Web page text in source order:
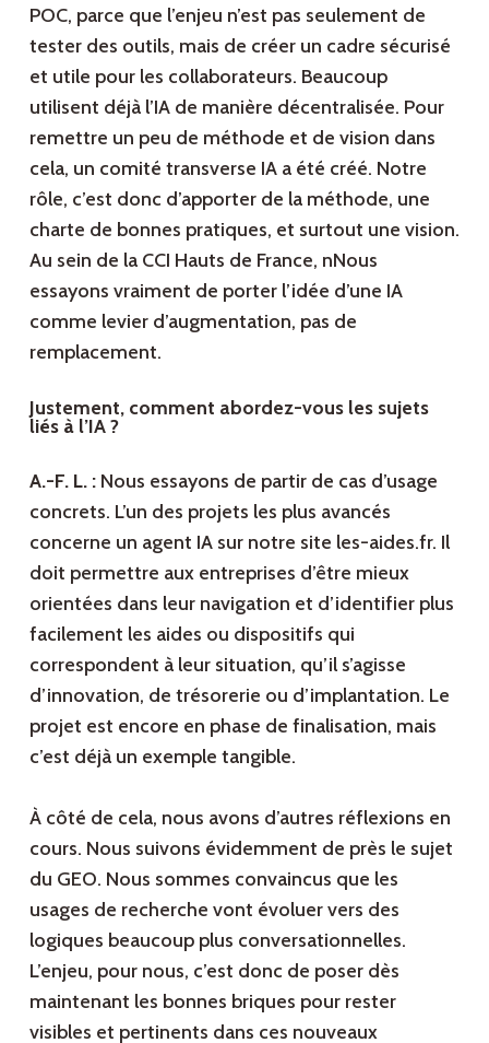
POC, parce que l’enjeu n’est pas seulement de
tester des outils, mais de créer un cadre sécurisé
et utile pour les collaborateurs. Beaucoup
utilisent déjà l’IA de manière décentralisée. Pour
remettre un peu de méthode et de vision dans
cela, un comité transverse IA a été créé. Notre
rôle, c’est donc d’apporter de la méthode, une
charte de bonnes pratiques, et surtout une vision.
Au sein de la CCI Hauts de France, nNous
essayons vraiment de porter l’idée d’une IA
comme levier d’augmentation, pas de
remplacement.
Justement, comment abordez-vous les sujets
liés à l’IA ?
A.-F. L. : Nous essayons de partir de cas d’usage
concrets. L’un des projets les plus avancés
concerne un agent IA sur notre site les-aides.fr. Il
doit permettre aux entreprises d’être mieux
orientées dans leur navigation et d’identifier plus
facilement les aides ou dispositifs qui
correspondent à leur situation, qu’il s’agisse
d’innovation, de trésorerie ou d’implantation. Le
projet est encore en phase de finalisation, mais
c’est déjà un exemple tangible.
À côté de cela, nous avons d’autres réflexions en
cours. Nous suivons évidemment de près le sujet
du GEO. Nous sommes convaincus que les
usages de recherche vont évoluer vers des
logiques beaucoup plus conversationnelles.
L’enjeu, pour nous, c’est donc de poser dès
maintenant les bonnes briques pour rester
visibles et pertinents dans ces nouveaux